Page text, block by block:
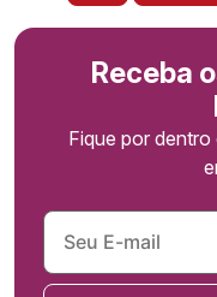
Receba
Fique por